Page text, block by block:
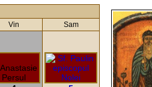
Vin Sam